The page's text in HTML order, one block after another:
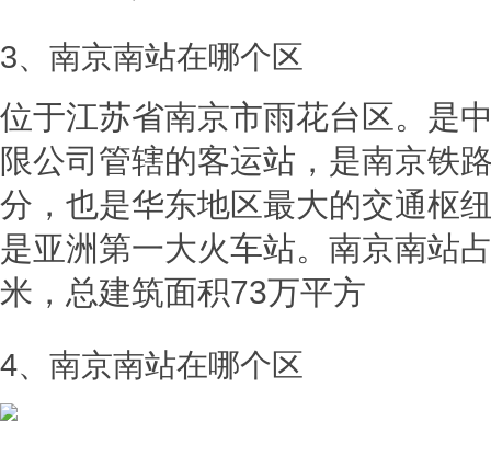
3、南京南站在哪个区
位于江苏省南京市雨花台区。是
限公司管辖的客运站，是南京铁
分，也是华东地区最大的交通枢
是亚洲第一大火车站。南京南站
米，总建筑面积73万平方
4、南京南站在哪个区